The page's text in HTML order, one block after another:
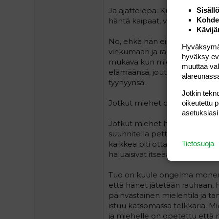
Ja ajattelepa: Kumpaa sinä
häntä kaipaat, vai että mies
No, ehkä hän ei kahden
vinkumaan ja raapimaan
mukava kun mies ei turhaa
elämäänsä, joutumatta
tyynyynsä.
Jotkut miehet oikein
Jotkut miehet haluavat
suunnitella
kaikkea piti ottaa mukaan
haluaisivat itseään
Tuo on kuule ongelma
että hänet jätetään rauhaan,
päinvastainen mielentila ja
istuu katsomassa telkkaria.
ja miehelle on opetettu että
hyväksy
muuttaa
Jotkin
oikeutettu
Tietosuoja